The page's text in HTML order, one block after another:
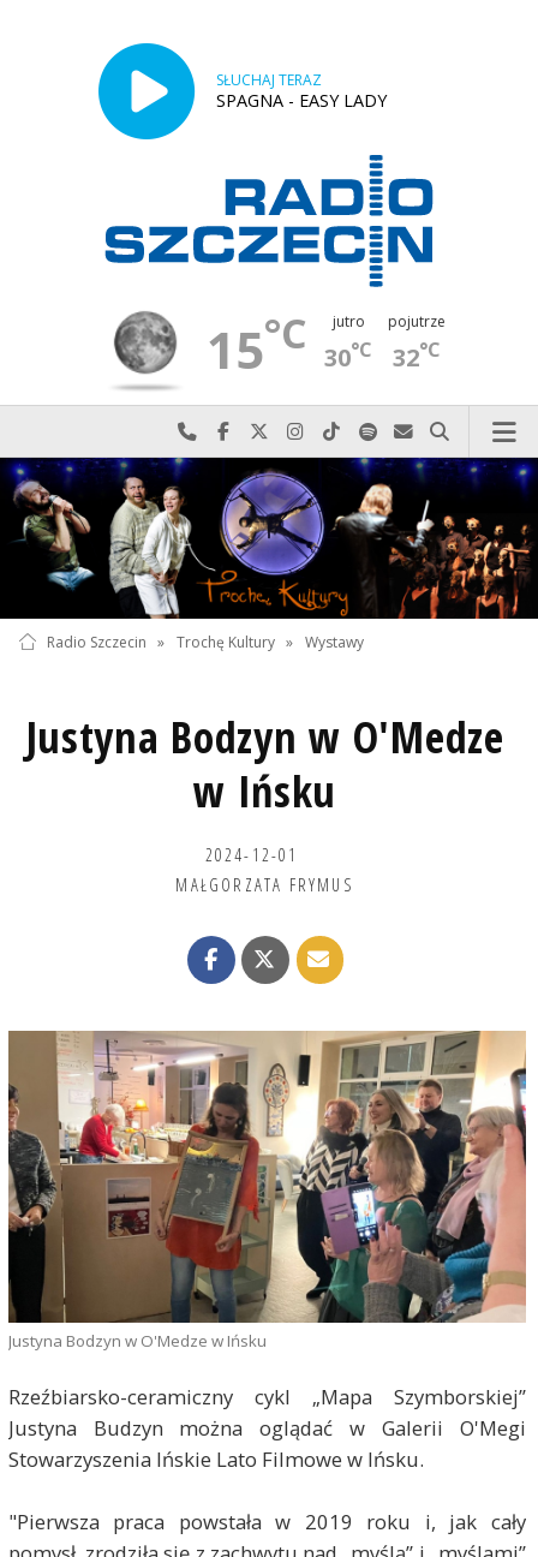
SŁUCHAJ TERAZ
SPAGNA - EASY LADY
15°C jutro
30°C
pojutrze
32°C
Najlepiej po prostu do nas zadzwoń
Odwiedź nas na Facebook-u
Odwiedź nas na X
Odwiedź nas na Instagram-ie
Odwiedź nas na TikTok-u
Szukaj nas na Spotify
Wyślij do nas
Szukaj
Radio Szczecin » Trochę Kultury » Wystawy
Justyna Bodzyn w O'Medze
w Ińsku
2024-12-01
MAŁGORZATA FRYMUS
Justyna Bodzyn w O'Medze w Ińsku
Rzeźbiarsko-ceramiczny cykl „Mapa Szymborskiej”
Justyna Budzyn można oglądać w Galerii O'Megi
Stowarzyszenia Ińskie Lato Filmowe w Ińsku.
"Pierwsza praca powstała w 2019 roku i, jak cały